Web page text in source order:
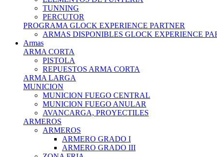
TUNNING
PERCUTOR
PROGRAMA GLOCK EXPERIENCE PARTNER
ARMAS DISPONIBLES GLOCK EXPERIENCE
Armas
ARMA CORTA
PISTOLA
REPUESTOS ARMA CORTA
ARMA LARGA
MUNICION
MUNICION FUEGO CENTRAL
MUNICION FUEGO ANULAR
AVANCARGA, PROYECTILES
ARMEROS
ARMEROS
ARMERO GRADO I
ARMERO GRADO III